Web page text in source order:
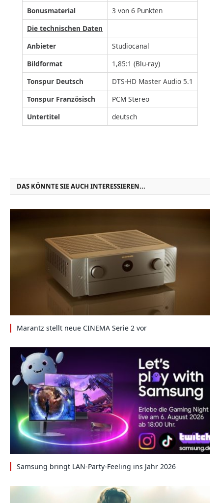
Bonusmaterial
3 von 6 Punkten
Die technischen Daten
Anbieter
Studiocanal
Bildformat
1,85:1 (Blu-ray)
Tonspur Deutsch
DTS-HD Master Audio 5.1
Tonspur Französisch
PCM Stereo
Untertitel
deutsch
DAS KÖNNTE SIE AUCH INTERESSIEREN...
Marantz stellt neue CINEMA Serie 2 vor
Samsung bringt LAN-Party-Feeling ins Jahr 2026